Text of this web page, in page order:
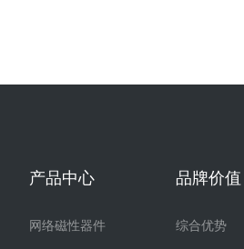
产品中心
网络磁性器件
品牌价值
综合优势